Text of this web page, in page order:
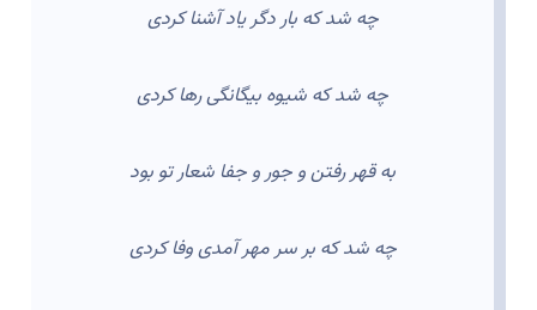
چه شد که بار دگر یاد آشنا کردی
چه شد که شیوه بیگانگی رها کردی
به قهر رفتن و جور و جفا شعار تو بود
چه شد که بر سر مهر آمدی وفا کردی